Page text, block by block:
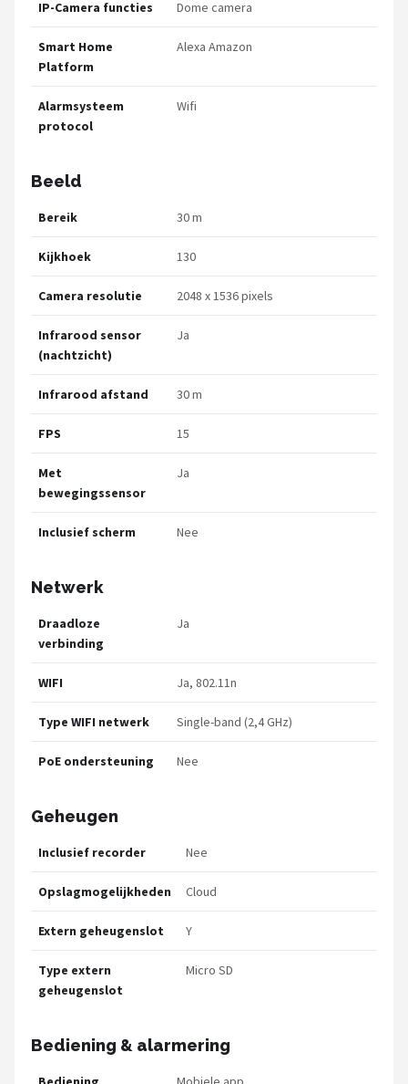
IP-Camera functies Dome camera
Smart Home
Platform
Alexa Amazon
Alarmsysteem
protocol
Wifi
Beeld
Bereik 30 m
Kijkhoek 130
Camera resolutie 2048 x 1536 pixels
Infrarood sensor
(nachtzicht)
Ja
Infrarood afstand 30 m
FPS 15
Met
bewegingssensor
Ja
Inclusief scherm Nee
Netwerk
Draadloze
verbinding
Ja
WIFI Ja, 802.11n
Type WIFI netwerk Single-band (2,4 GHz)
PoE ondersteuning Nee
Geheugen
Inclusief recorder Nee
Opslagmogelijkheden Cloud
Extern geheugenslot Y
Type extern
geheugenslot
Micro SD
Bediening & alarmering